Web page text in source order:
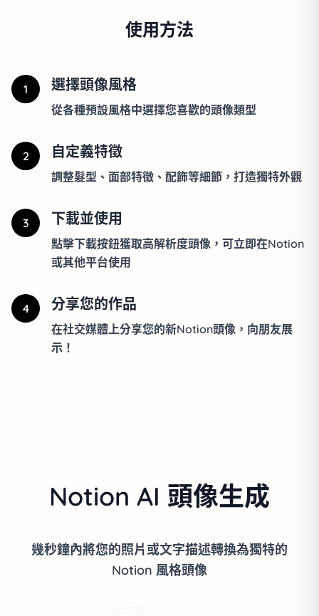
使用方法
1 選擇頭像風格
從各種預設風格中選擇您喜歡的頭像類型
2 自定義特徵
調整髮型、面部特徵、配飾等細節，打造獨特外觀
3 下載並使用
點擊下載按鈕獲取高解析度頭像，可立即在Notion
或其他平台使用
4 分享您的作品
在社交媒體上分享您的新Notion頭像，向朋友展
示！
Notion AI 頭像生成
幾秒鐘內將您的照片或文字描述轉換為獨特的
Notion 風格頭像